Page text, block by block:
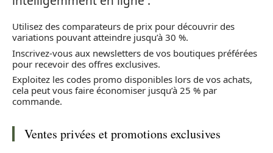
Utilisez des comparateurs de prix pour découvrir des
variations pouvant atteindre jusqu’à 30 %.
Inscrivez-vous aux newsletters de vos boutiques préférées
pour recevoir des offres exclusives.
Exploitez les codes promo disponibles lors de vos achats,
cela peut vous faire économiser jusqu’à 25 % par
commande.
Ventes privées et promotions exclusives